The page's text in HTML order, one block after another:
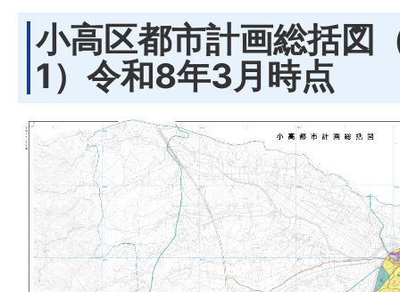
小高区都市計画総括図
1）令和8年3月時点